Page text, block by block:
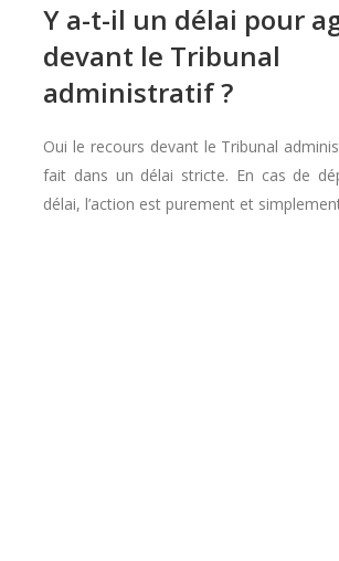
Y a-t-il un délai pour
devant le Tribunal
administratif ?
Oui le recours devant le Tribunal
fait dans un délai stricte. En cas de
délai, l’action est purement et